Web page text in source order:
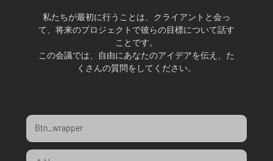
私たちが最初に行うことは、クライアントと会っ
て、将来のプロジェクトで彼らの目標について話す
ことです。
この会議では、自由にあなたのアイデアを伝え、た
くさんの質問をしてください。
Btn_wrapper